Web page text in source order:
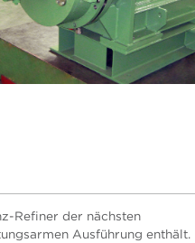
Refiner der nächsten
Ausführung enthält.